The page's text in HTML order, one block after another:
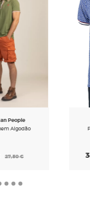
Dario Beltran
Polo Homem Algodão
34,50€